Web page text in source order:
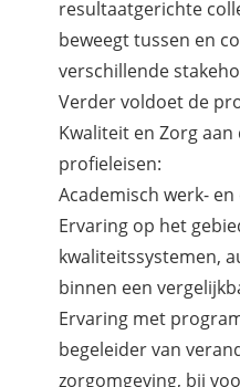
resultaatgerichte
beweegt tussen en
verschillende
Verder voldoet de
Kwaliteit en Zorg
profieleisen:
Academisch werk-
Ervaring op het
kwaliteitssystemen,
binnen een
Ervaring met
begeleider van
zorgomgeving, bij